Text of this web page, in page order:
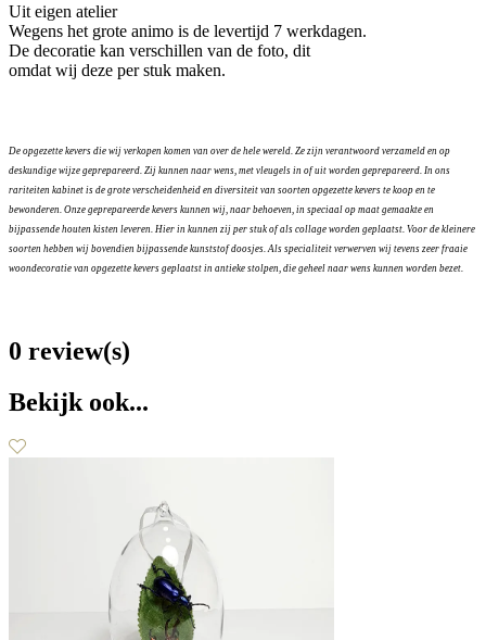
Uit eigen atelier
Wegens het grote animo is de levertijd 7 werkdagen.
De decoratie kan verschillen van de foto, dit
omdat wij deze per stuk maken.
De opgezette kevers die wij verkopen komen van over de hele wereld. Ze zijn verantwoord verzameld en op
deskundige wijze geprepareerd. Zij kunnen naar wens, met vleugels in of uit worden geprepareerd. In ons
rariteiten kabinet is de grote verscheidenheid en diversiteit van soorten opgezette kevers te koop en te
bewonderen. Onze geprepareerde kevers kunnen wij, naar behoeven, in speciaal op maat gemaakte en
bijpassende houten kisten leveren. Hier in kunnen zij per stuk of als collage worden geplaatst. Voor de kleinere
soorten hebben wij bovendien bijpassende kunststof doosjes. Als specialiteit verwerven wij tevens zeer fraaie
woondecoratie van opgezette kevers geplaatst in antieke stolpen, die geheel naar wens kunnen worden bezet.
0 review(s)
Bekijk ook...